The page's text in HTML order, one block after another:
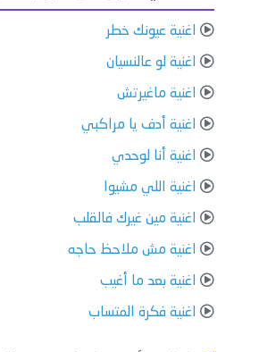
اغنية عيونك خطر
اغنية لو عالنسيان
اغنية ماغيرتش
اغنية أدف يا مراكبي
اغنية أنا لوحدي
اغنية اللي مشيوا
اغنية مين غيرك فالقلب
اغنية مش ملاحظ حاجه
اغنية بعد ما أغيب
اغنية فكرة المتساب